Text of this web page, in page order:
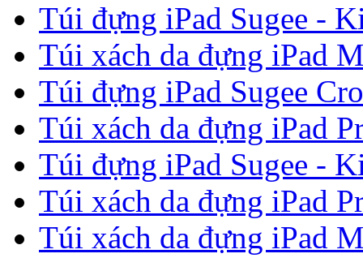
Túi đựng iPad Sugee -
Túi xách da đựng iPad
Túi đựng iPad Sugee
Túi xách da đựng iPad
Túi đựng iPad Sugee -
Túi xách da đựng iPad
Túi xách da đựng iPad